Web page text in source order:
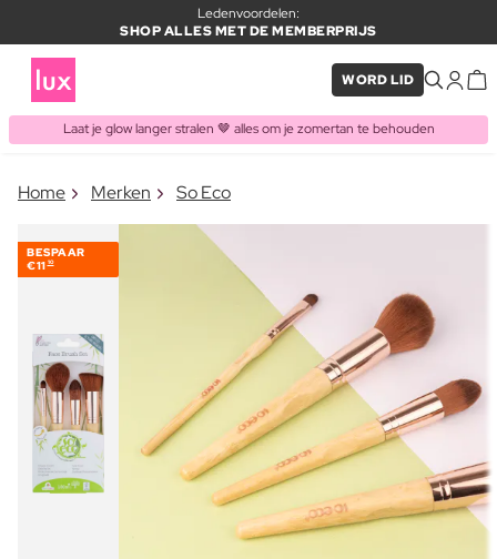
Ledenvoordelen:
SHOP ALLES MET DE MEMBERPRIJS
WORD LID
Laat je glow langer stralen 🤎 alles om je zomertan te behouden
ITEM TOEGEVOEGD AAN
WINKELMAND
Home Merken So Eco
BESPAAR
€11 10